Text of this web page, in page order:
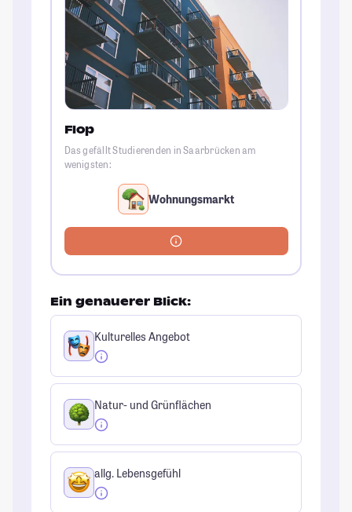
Flop
Das gefällt Studierenden in Saarbrücken am
wenigsten:
Wohnungsmarkt
Ein genauerer Blick:
Kulturelles Angebot
Natur- und Grünflächen
allg. Lebensgefühl